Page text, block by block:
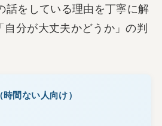
話をしている理由を丁寧に解
分が大丈夫かどうか」の判
間ない人向け）